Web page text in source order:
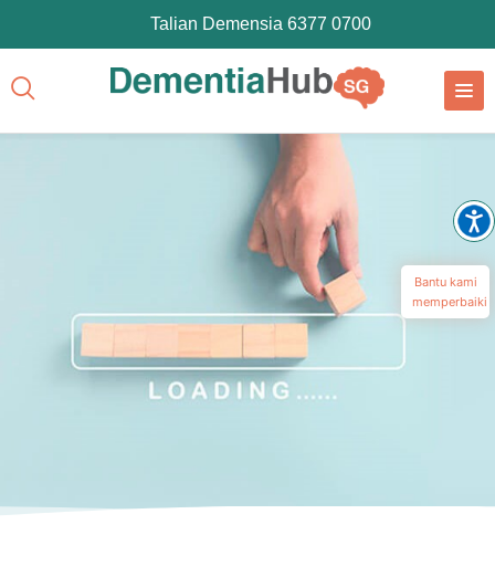
Bantu kami
memperbaiki
Talian Demensia 6377 0700